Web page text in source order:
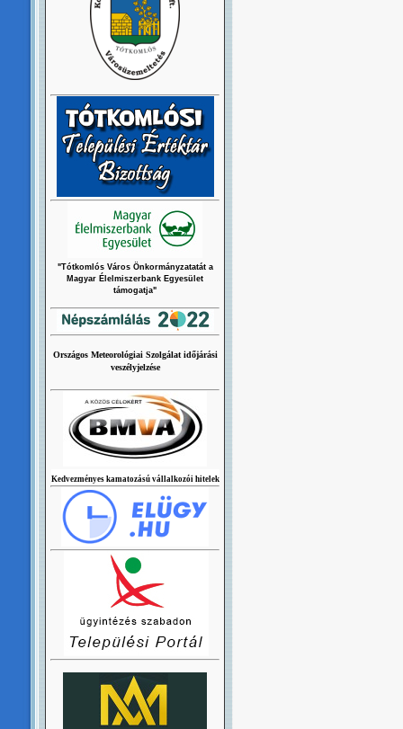
"Tótkomlós Város Önkormányzatatát a
Magyar Élelmiszerbank Egyesület
támogatja"
Országos Meteorológiai Szolgálat időjárási
veszélyjelzése
Kedvezményes kamatozású vállalkozói hitelek